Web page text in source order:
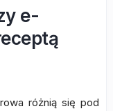
e-
różnią się pod